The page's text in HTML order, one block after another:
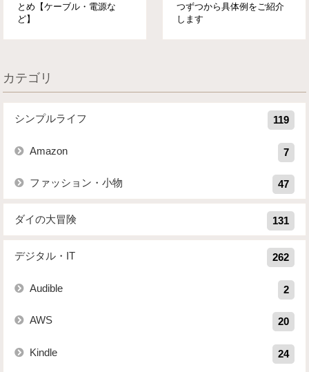
とめ【ケーブル・電源な
ど】
つずつから具体例をご紹介
します
カテゴリ
シンプルライフ 119
Amazon 7
ファッション・小物 47
ダイの大冒険 131
デジタル・IT 262
Audible 2
AWS 20
Kindle 24